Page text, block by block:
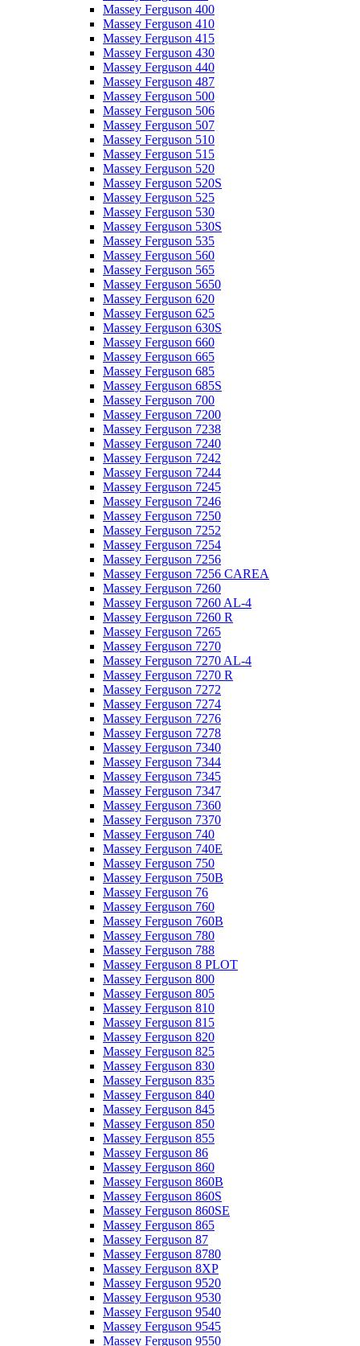
Massey Ferguson 400
Massey Ferguson 410
Massey Ferguson 415
Massey Ferguson 430
Massey Ferguson 440
Massey Ferguson 487
Massey Ferguson 500
Massey Ferguson 506
Massey Ferguson 507
Massey Ferguson 510
Massey Ferguson 515
Massey Ferguson 520
Massey Ferguson 520S
Massey Ferguson 525
Massey Ferguson 530
Massey Ferguson 530S
Massey Ferguson 535
Massey Ferguson 560
Massey Ferguson 565
Massey Ferguson 5650
Massey Ferguson 620
Massey Ferguson 625
Massey Ferguson 630S
Massey Ferguson 660
Massey Ferguson 665
Massey Ferguson 685
Massey Ferguson 685S
Massey Ferguson 700
Massey Ferguson 7200
Massey Ferguson 7238
Massey Ferguson 7240
Massey Ferguson 7242
Massey Ferguson 7244
Massey Ferguson 7245
Massey Ferguson 7246
Massey Ferguson 7250
Massey Ferguson 7252
Massey Ferguson 7254
Massey Ferguson 7256
Massey Ferguson 7256 CAREA
Massey Ferguson 7260
Massey Ferguson 7260 AL-4
Massey Ferguson 7260 R
Massey Ferguson 7265
Massey Ferguson 7270
Massey Ferguson 7270 AL-4
Massey Ferguson 7270 R
Massey Ferguson 7272
Massey Ferguson 7274
Massey Ferguson 7276
Massey Ferguson 7278
Massey Ferguson 7340
Massey Ferguson 7344
Massey Ferguson 7345
Massey Ferguson 7347
Massey Ferguson 7360
Massey Ferguson 7370
Massey Ferguson 740
Massey Ferguson 740E
Massey Ferguson 750
Massey Ferguson 750B
Massey Ferguson 76
Massey Ferguson 760
Massey Ferguson 760B
Massey Ferguson 780
Massey Ferguson 788
Massey Ferguson 8 PLOT
Massey Ferguson 800
Massey Ferguson 805
Massey Ferguson 810
Massey Ferguson 815
Massey Ferguson 820
Massey Ferguson 825
Massey Ferguson 830
Massey Ferguson 835
Massey Ferguson 840
Massey Ferguson 845
Massey Ferguson 850
Massey Ferguson 855
Massey Ferguson 86
Massey Ferguson 860
Massey Ferguson 860B
Massey Ferguson 860S
Massey Ferguson 860SE
Massey Ferguson 865
Massey Ferguson 87
Massey Ferguson 8780
Massey Ferguson 8XP
Massey Ferguson 9520
Massey Ferguson 9530
Massey Ferguson 9540
Massey Ferguson 9545
Massey Ferguson 9550